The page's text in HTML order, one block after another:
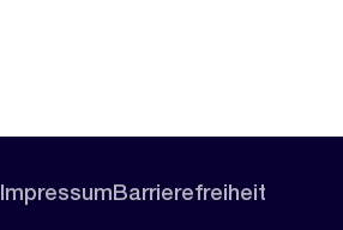
ImpressumBarrierefreiheit